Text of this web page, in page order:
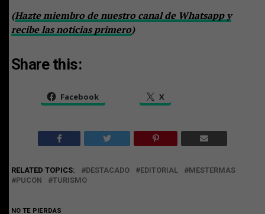
(Hazte miembro de nuestro canal de Whatsapp y
recibe las noticias primero)
Share this:
Facebook X
RELATED TOPICS: DESTACADO EDITORIAL
MESTERMAS
PUCON
TURISMO
NO TE PIERDAS